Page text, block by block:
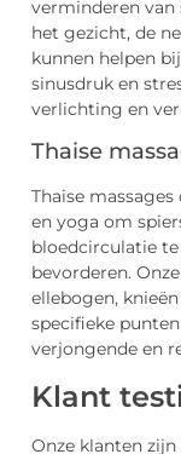
verminderen van
het gezicht, de
kunnen helpen
sinusdruk en
verlichting en
Thaise
Thaise
en yoga om
bloedcirculatie
bevorderen.
ellebogen,
specifieke
verjongende en
Klant
Onze klanten